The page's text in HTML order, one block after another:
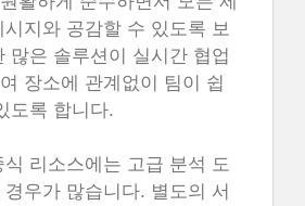
지와 공감할 수 있도록 보
많은 솔루션이 실시간 협업
장소에 관계없이 팀이 쉽
도록 합니다.
리소스에는 고급 분석 도
우가 많습니다. 별도의 서